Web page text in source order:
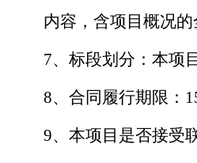
内容，含项目概况的
7、标段划分：本项
8、合同履行期限：
9、本项目是否接受